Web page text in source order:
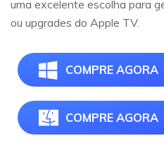
uma excelente escolha para
ou upgrades do Apple TV.
COMPRE AGORA
COMPRE AGORA